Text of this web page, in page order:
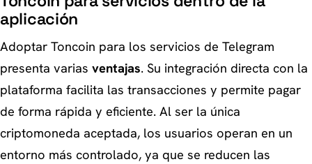
aplicación
Adoptar Toncoin para los servicios de Telegram
presenta varias ventajas. Su integración directa con la
plataforma facilita las transacciones y permite pagar
de forma rápida y eficiente. Al ser la única
criptomoneda aceptada, los usuarios operan en un
entorno más controlado, ya que se reducen las